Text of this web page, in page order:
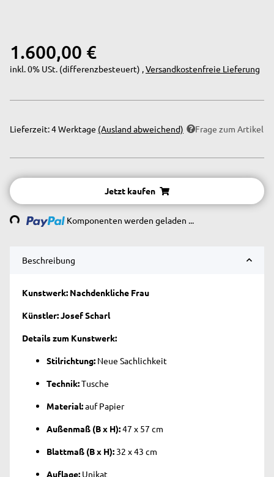
1.600,00 €
inkl. 0% USt. (differenzbesteuert) ,Versandkostenfreie Lieferung
Lieferzeit:4 Werktage (Ausland abweichend) Frage zum Artikel
Jetzt kaufen
Loading... Komponenten werden geladen ...
Beschreibung
Kunstwerk: Nachdenkliche Frau
Künstler: Josef Scharl
Details zum Kunstwerk:
Stilrichtung: Neue Sachlichkeit
Technik:Tusche
Material:auf Papier
Außenmaß (B x H):47 x 57 cm
Blattmaß (B x H): 32 x 43 cm
Auflage: Unikat